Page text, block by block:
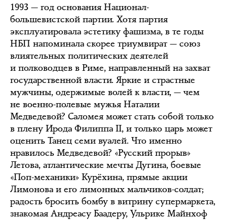
1993 — год основания Национал-
большевистской партии. Хотя партия
эксплуатировала эстетику фашизма, в те годы
НБП напоминала скорее триумвират — союз
влиятельных политических деятелей
и полководцев в Риме, направленный на захват
государственной власти. Яркие и страстные
мужчины, одержимые волей к власти, — чем
не военно-полевые мужья Наталии
Медведевой? Саломея может стать собой только
в плену Ирода Филиппа II, и только царь может
оценить Танец семи вуалей. Что именно
нравилось Медведевой? «Русский прорыв»
Летова, атлантические мечты Дугина, боевые
«Поп-механики» Курёхина, прямые акции
Лимонова и его лимонных мальчиков-солдат;
радость бросить бомбу в витрину супермаркета,
знакомая Андреасу Баадеру, Ульрике Майнхоф